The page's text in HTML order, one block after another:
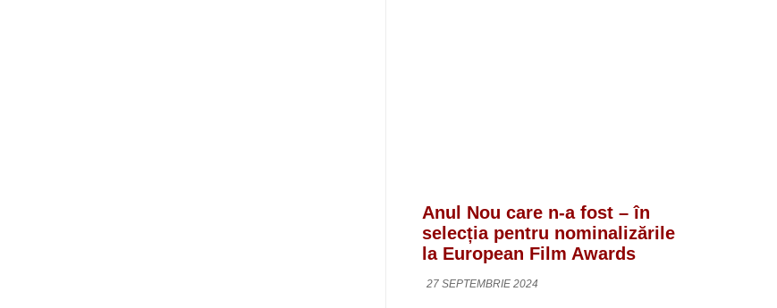
Anul Nou care n-a fost – în
selecția pentru nominalizările
la European Film Awards
27 SEPTEMBRIE 2024